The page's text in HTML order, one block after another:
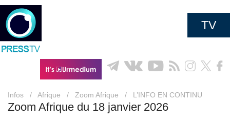
TV
Infos / Afrique / Zoom Afrique / L’INFO EN CONTINU
Zoom Afrique du 18 janvier 2026